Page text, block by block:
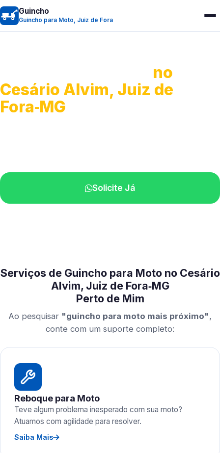
Guincho
Guincho para Moto, Juiz de Fora
no
Cesário Alvim, Juiz de
Fora‑MG
Solicite Já
Serviços de Guincho para Moto no Cesário
Alvim, Juiz de Fora‑MG
Perto de Mim
Ao pesquisar "guincho para moto mais próximo",
conte com um suporte completo:
Reboque para Moto
Teve algum problema inesperado com sua moto?
Atuamos com agilidade para resolver.
Saiba Mais